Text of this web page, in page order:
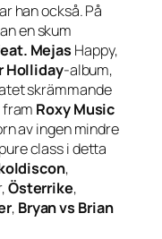
han också. På
en skum
Mejas Happy,
Holliday-album,
skrämmande
fram Roxy Music
av ingen mindre
class i detta
,
Österrike,
, Bryan vs Brian